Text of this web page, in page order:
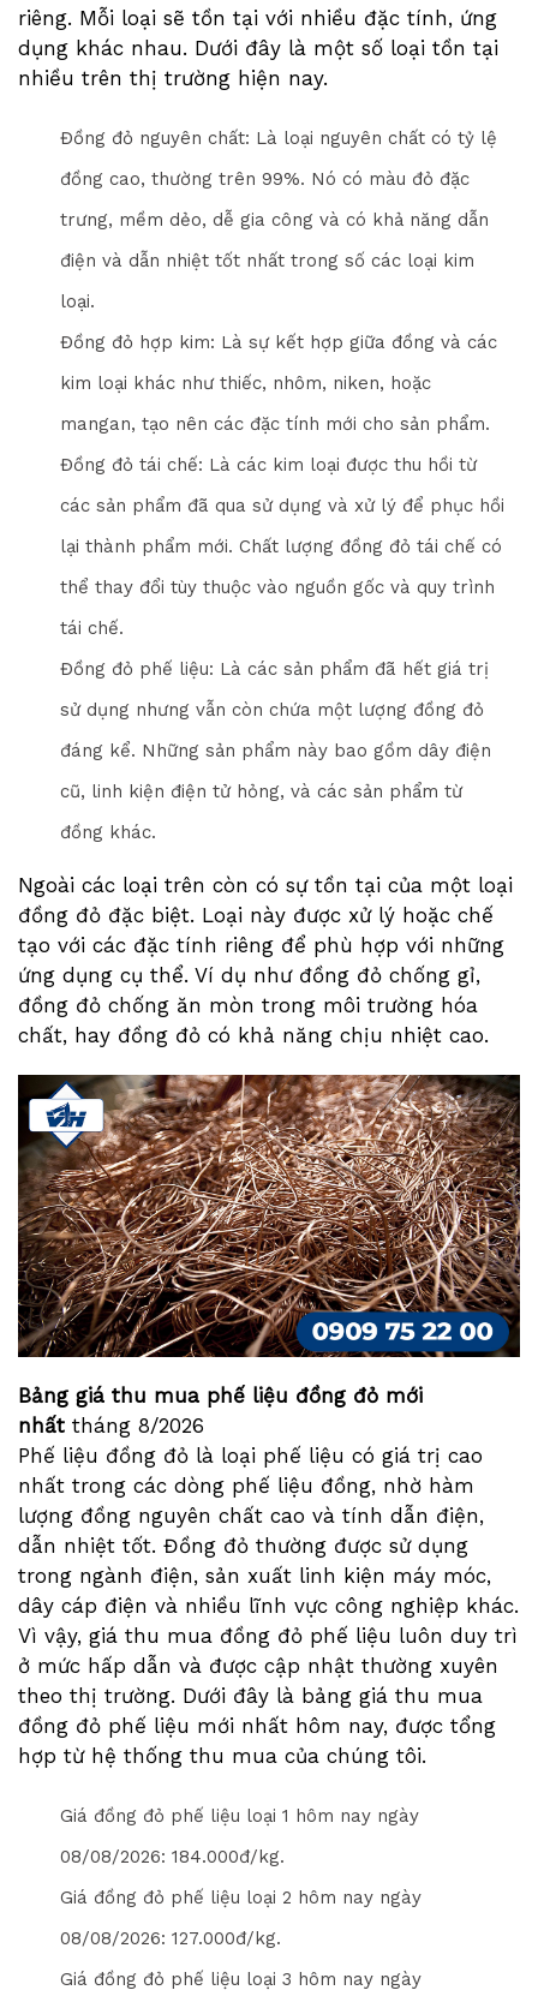
riêng. Mỗi loại sẽ tồn tại với nhiều đặc tính, ứng
dụng khác nhau. Dưới đây là một số loại tồn tại
nhiều trên thị trường hiện nay.
Đồng đỏ nguyên chất: Là loại nguyên chất có tỷ lệ
đồng cao, thường trên 99%. Nó có màu đỏ đặc
trưng, mềm dẻo, dễ gia công và có khả năng dẫn
điện và dẫn nhiệt tốt nhất trong số các loại kim
loại.
Đồng đỏ hợp kim: Là sự kết hợp giữa đồng và các
kim loại khác như thiếc, nhôm, niken, hoặc
mangan, tạo nên các đặc tính mới cho sản phẩm.
Đồng đỏ tái chế: Là các kim loại được thu hồi từ
các sản phẩm đã qua sử dụng và xử lý để phục hồi
lại thành phẩm mới. Chất lượng đồng đỏ tái chế có
thể thay đổi tùy thuộc vào nguồn gốc và quy trình
tái chế.
Đồng đỏ phế liệu: Là các sản phẩm đã hết giá trị
sử dụng nhưng vẫn còn chứa một lượng đồng đỏ
đáng kể. Những sản phẩm này bao gồm dây điện
cũ, linh kiện điện tử hỏng, và các sản phẩm từ
đồng khác.
Ngoài các loại trên còn có sự tồn tại của một loại
đồng đỏ đặc biệt. Loại này được xử lý hoặc chế
tạo với các đặc tính riêng để phù hợp với những
ứng dụng cụ thể. Ví dụ như đồng đỏ chống gỉ,
đồng đỏ chống ăn mòn trong môi trường hóa
chất, hay đồng đỏ có khả năng chịu nhiệt cao.
Bảng giá thu mua phế liệu đồng đỏ mới
nhất tháng 8/2026
Phế liệu đồng đỏ là loại phế liệu có giá trị cao
nhất trong các dòng phế liệu đồng, nhờ hàm
lượng đồng nguyên chất cao và tính dẫn điện,
dẫn nhiệt tốt. Đồng đỏ thường được sử dụng
trong ngành điện, sản xuất linh kiện máy móc,
dây cáp điện và nhiều lĩnh vực công nghiệp khác.
Vì vậy, giá thu mua đồng đỏ phế liệu luôn duy trì
ở mức hấp dẫn và được cập nhật thường xuyên
theo thị trường. Dưới đây là bảng giá thu mua
đồng đỏ phế liệu mới nhất hôm nay, được tổng
hợp từ hệ thống thu mua của chúng tôi.
Giá đồng đỏ phế liệu loại 1 hôm nay ngày
08/08/2026: 184.000đ/kg.
Giá đồng đỏ phế liệu loại 2 hôm nay ngày
08/08/2026: 127.000đ/kg.
Giá đồng đỏ phế liệu loại 3 hôm nay ngày